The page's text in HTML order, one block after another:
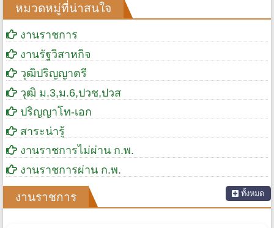
หมวดหมู่ที่น่าสนใจ
งานราชการ
งานรัฐวิสาหกิจ
วุฒิปริญญาตรี
วุฒิ ม.3,ม.6,ปวช,ปวส
ปริญญาโท-เอก
สาระน่ารู้
งานราชการไม่ผ่าน ก.พ.
งานราชการผ่าน ก.พ.
งานราชการ ทั้งหมด